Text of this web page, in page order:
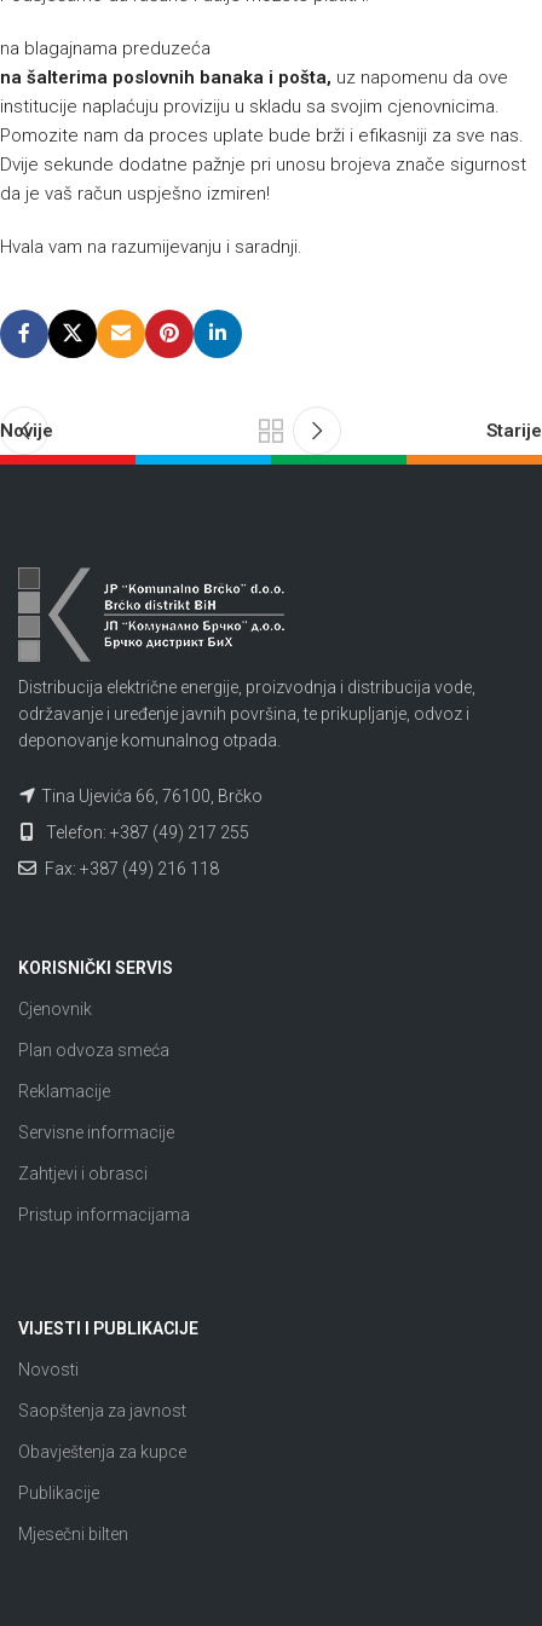
na blagajnama preduzeća
na šalterima poslovnih banaka i pošta, uz napomenu da ove
institucije naplaćuju proviziju u skladu sa svojim cjenovnicima.
Pomozite nam da proces uplate bude brži i efikasniji za sve nas.
Dvije sekunde dodatne pažnje pri unosu brojeva znače sigurnost
da je vaš račun uspješno izmiren!
Hvala vam na razumijevanju i saradnji.
Novije Starije
Distribucija električne energije, proizvodnja i distribucija vode,
održavanje i uređenje javnih površina, te prikupljanje, odvoz i
deponovanje komunalnog otpada.
Tina Ujevića 66, 76100, Brčko
Telefon: +387 (49) 217 255
Fax: +387 (49) 216 118
KORISNIČKI SERVIS
Cjenovnik
Plan odvoza smeća
Reklamacije
Servisne informacije
Zahtjevi i obrasci
Pristup informacijama
VIJESTI I PUBLIKACIJE
Novosti
Saopštenja za javnost
Obavještenja za kupce
Publikacije
Mjesečni bilten